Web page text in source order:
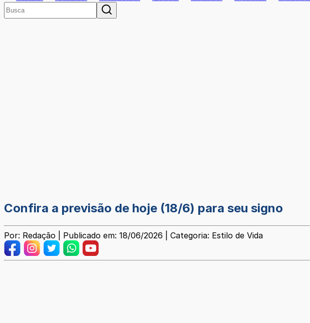
Confira a previsão de hoje (18/6) para seu signo
Por: Redação | Publicado em: 18/06/2026 | Categoria: Estilo de Vida